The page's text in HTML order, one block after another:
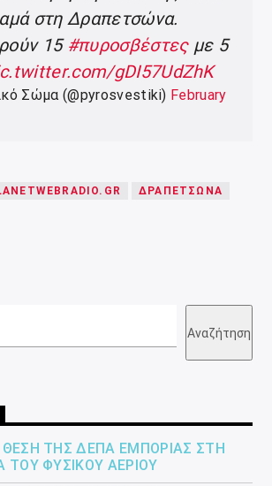
στη Δραπετσώνα.
15 #πυροσβέστεςμε 5
gDI57UdZhK
Σώμα (@pyrosvestiki) February
ΔΡΑΠΕΤΣΩΝΑ
Αναζήτηση
ΘΈΣΗ ΤΗΣ ΔΕΠΑ ΕΜΠΟΡΊΑΣ ΣΤΗ
ΤΟΥ ΦΥΣΙΚΟΎ ΑΕΡΊΟΥ